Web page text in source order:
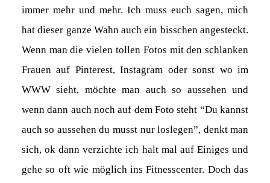
immer mehr und mehr. Ich muss euch sagen, mich
hat dieser ganze Wahn auch ein bisschen angesteckt.
Wenn man die vielen tollen Fotos mit den schlanken
Frauen auf Pinterest, Instagram oder sonst wo im
WWW sieht, möchte man auch so aussehen und
wenn dann auch noch auf dem Foto steht “Du kannst
auch so aussehen du musst nur loslegen”, denkt man
sich, ok dann verzichte ich halt mal auf Einiges und
gehe so oft wie möglich ins Fitnesscenter. Doch das